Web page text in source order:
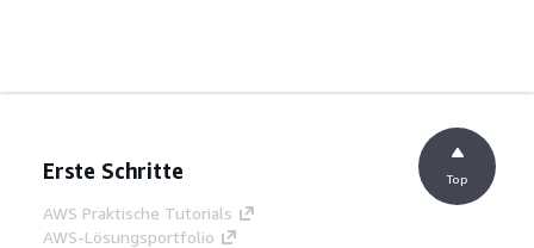
Erste Schritte
AWS Praktische Tutorials
AWS-Lösungsportfolio
Top